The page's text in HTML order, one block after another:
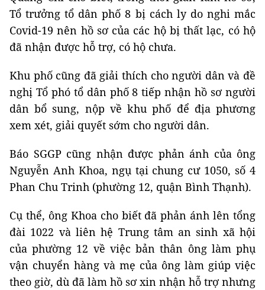
Tổ trưởng tổ dân phố 8 bị cách ly do nghi mắc
Covid-19 nên hồ sơ của các hộ bị thất lạc, có hộ
đã nhận được hỗ trợ, có hộ chưa.
Khu phố cũng đã giải thích cho người dân và đề
nghị Tổ phó tổ dân phố 8 tiếp nhận hồ sơ người
dân bổ sung, nộp về khu phố để địa phương
xem xét, giải quyết sớm cho người dân.
Báo SGGP cũng nhận được phản ánh của ông
Nguyễn Anh Khoa, ngụ tại chung cư 1050, số 4
Phan Chu Trinh (phường 12, quận Bình Thạnh).
Cụ thể, ông Khoa cho biết đã phản ánh lên tổng
đài 1022 và liên hệ Trung tâm an sinh xã hội
của phường 12 về việc bản thân ông làm phụ
vận chuyển hàng và mẹ của ông làm giúp việc
theo giờ, dù đã làm hồ sơ xin nhận hỗ trợ nhưng